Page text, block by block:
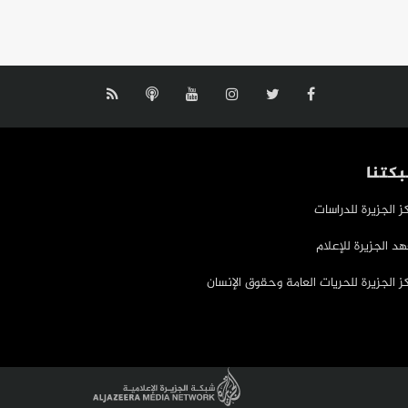
الجزيرة للدراسات
الجزيرة للإعلام
الجزيرة للحريات العامة وحقوق الإنسان